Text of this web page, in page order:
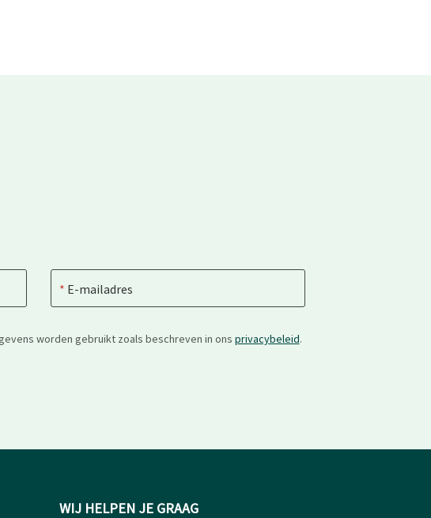
E-mailadres
worden gebruikt zoals beschreven in ons privacybeleid.
WIJ HELPEN JE GRAAG